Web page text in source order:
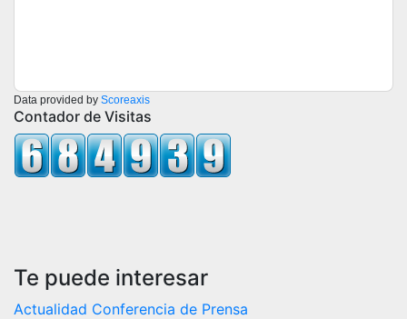
Data provided by Scoreaxis
Contador de Visitas
Te puede interesar
Actualidad Conferencia de Prensa